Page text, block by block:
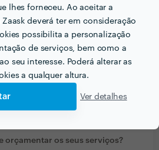
lhes forneceu. Ao aceitar a
deverá ter em consideração
possibilita a personalização
de serviços, bem como a
seu interesse. Poderá alterar as
a qualquer altura.
Ver detalhes
o editor a encontrar o resultado
o cliente.
orçamentar os seus serviços?